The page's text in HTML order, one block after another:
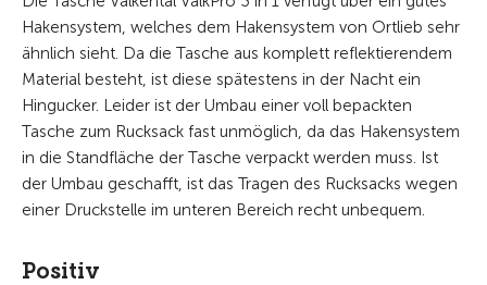
Hakensystem, welches dem Hakensystem von Ortlieb sehr
ähnlich sieht. Da die Tasche aus komplett reflektierendem
Material besteht, ist diese spätestens in der Nacht ein
Hingucker. Leider ist der Umbau einer voll bepackten
Tasche zum Rucksack fast unmöglich, da das Hakensystem
in die Standfläche der Tasche verpackt werden muss. Ist
der Umbau geschafft, ist das Tragen des Rucksacks wegen
einer Druckstelle im unteren Bereich recht unbequem.
Positiv